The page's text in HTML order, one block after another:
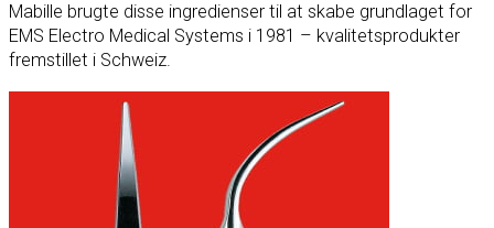
Mabille brugte disse ingredienser til at skabe grundlaget for
EMS Electro Medical Systems i 1981 – kvalitetsprodukter
fremstillet i Schweiz.